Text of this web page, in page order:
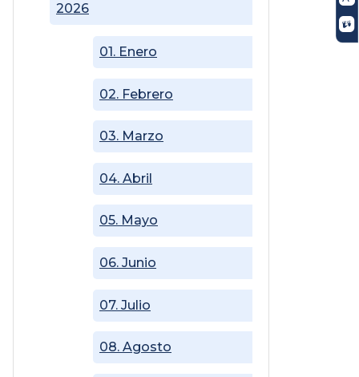
2026
01. Enero
02. Febrero
03. Marzo
04. Abril
05. Mayo
06. Junio
07. Julio
08. Agosto